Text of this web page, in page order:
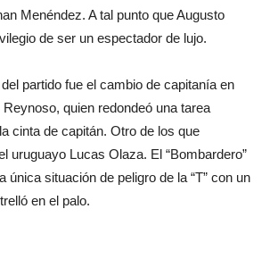
Menéndez. A tal punto que Augusto
de ser un espectador de lujo.
partido fue el cambio de capitanía en
quien redondeó una tarea
cinta de capitán. Otro de los que
uruguayo Lucas Olaza. El “Bombardero”
única situación de peligro de la “T” con un
en el palo.